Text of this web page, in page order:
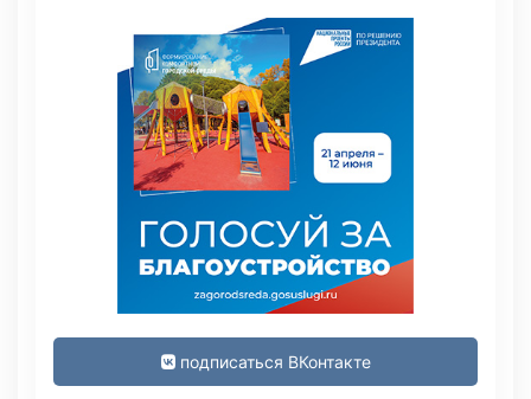
подписаться ВКонтакте